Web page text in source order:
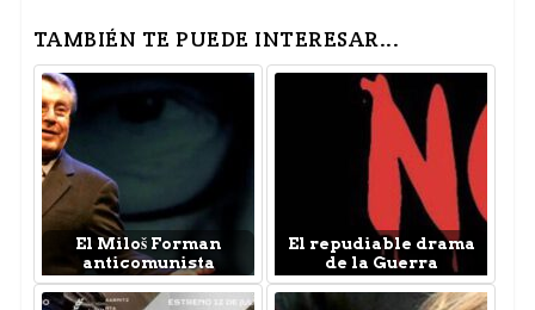
TAMBIÉN TE PUEDE INTERESAR...
El Miloš Forman
anticomunista
El repudiable drama
de la Guerra